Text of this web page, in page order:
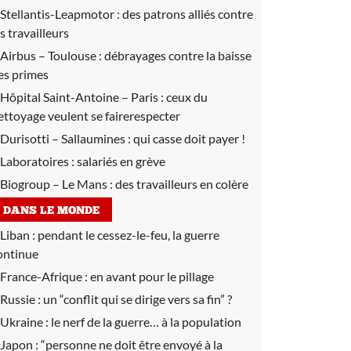
Stellantis-Leapmotor : des patrons alliés contre
travailleurs
Airbus – Toulouse : débrayages contre la baisse
primes
Hôpital Saint-Antoine – Paris : ceux du
veulent se fairerespecter
Durisotti – Sallaumines : qui casse doit payer !
Laboratoires : salariés en grève
Biogroup – Le Mans : des travailleurs en colère
DANS LE MONDE
Liban : pendant le cessez-le-feu, la guerre
France-Afrique : en avant pour le pillage
Russie : un “conflit qui se dirige vers sa fin” ?
Ukraine : le nerf de la guerre… à la population
Japon : “personne ne doit être envoyé à la